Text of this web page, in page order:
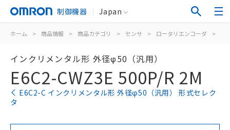
制御機器 Japan
ホーム > 商品情報 > 商品カテゴリ > センサ > ロータリエンコーダ >
インクリメンタル形 外径φ50（汎用）
E6C2-CWZ3E 500P/R 2M
E6C2-C インクリメンタル形 外径φ50（汎用） 形式セレク
タ